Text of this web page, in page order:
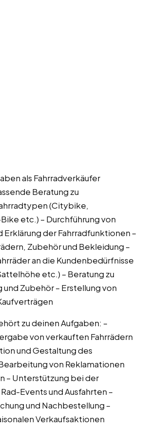
als Fahrradverkäufer
Beratung zu
(Citybike,
etc.) – Durchführung von
Erklärung der Fahrradfunktionen –
Zubehör und Bekleidung –
an die Kundenbedürfnisse
etc.) – Beratung zu
und Zubehör – Erstellung von
zu deinen Aufgaben: –
von verkauften Fahrrädern
und Gestaltung des
von Reklamationen
– Unterstützung bei der
Events und Ausfahrten –
und Nachbestellung –
Verkaufsaktionen